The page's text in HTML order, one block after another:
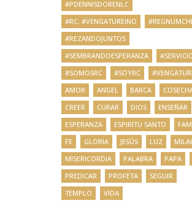
#PDENNISDORENLC
#RC; #VENGATUREINO
#REZANDOJUNTOS
#SEMBRANDOESPERANZA
#SOMOSRC
#SOYRC
AMOR
ANGEL BARCA
CREER
CURAR DIOS
ENSEÑAR
ESPERANZA
ESPIRITU SANTO
FE
GLORIA JESÚS LUZ
MISERICORDIA
PALABRA PAPA
PREDICAR
PROFETA
SEGUIR
TEMPLO
VIDA